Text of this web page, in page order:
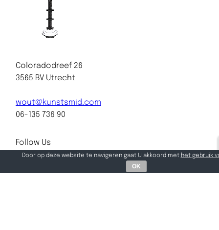
Coloradodreef 26
3565 BV Utrecht
wout@kunstsmid.com
06-135 736 90
Follow Us
@wout.vdhorst
Door op deze website te navigeren gaat U akkoord met het gebruik
OK